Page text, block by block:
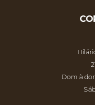
Dom à